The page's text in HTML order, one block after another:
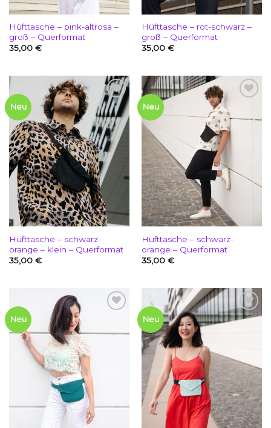
Hüfttasche – pink-altrosa –
groß – Querformat
35,00 €
Hüfttasche – rot-schwarz –
groß – Querformat
35,00 €
Neu
Add to
wishlist
Hüfttasche – schwarz-
orange – klein – Querformat
35,00 €
Neu
Hüfttasche – schwarz-
orange – Querformat
35,00 €
Neu Neu
Add to